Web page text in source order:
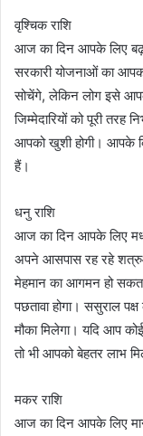
वृश्चिक राशि
आज का दिन आपके लिए
सरकारी योजनाओं का
सोचेंगे, लेकिन लोग इसे
जिम्मेदारियों को पूरी तरह
आपको खुशी होगी। आपके
हैं।
धनु राशि
आज का दिन आपके लिए
अपने आसपास रह रहे
मेहमान का आगमन हो
पछतावा होगा। ससुराल
मौका मिलेगा। यदि आप
तो भी आपको बेहतर लाभ
मकर राशि
आज का दिन आपके लिए